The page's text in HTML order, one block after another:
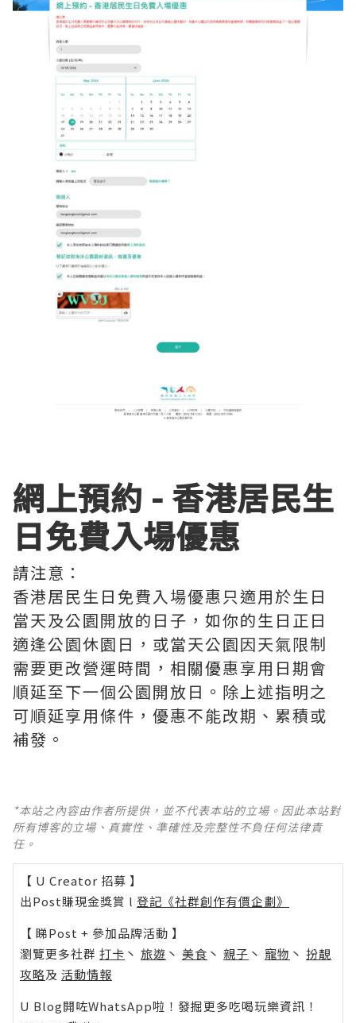
網上預約 - 香港居民生
日免費入場優惠
請注意：
香港居民生日免費入場優惠只適用於生日
當天及公園開放的日子，如你的生日正日
適逢公園休園日，或當天公園因天氣限制
需要更改營運時間，相關優惠享用日期會
順延至下一個公園開放日。除上述指明之
可順延享用條件，優惠不能改期、累積或
補發。
*本站之內容由作者所提供，並不代表本站的立場。因此本站對
所有博客的立場、真實性、準確性及完整性不負任何法律責
任。
【 U Creator 招募 】
出Post賺現金獎賞 l 登記《社群創作有價企劃》
【 睇Post + 參加品牌活動 】
瀏覽更多社群 打卡 丶 旅遊 丶 美食 丶 親子 丶 寵物 丶 扮靚
攻略及 活動情報
U Blog開咗WhatsApp啦！發掘更多吃喝玩樂資訊！